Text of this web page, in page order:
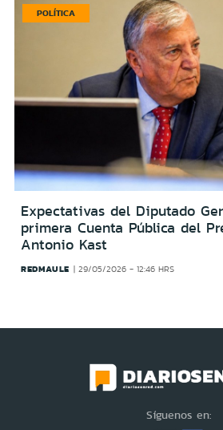
POLÍTICA
Expectativas del Diputado
primera Cuenta Pública del
Antonio Kast
REDMAULE 29/05/2026 - 12:46 HRS
Síguenos en: